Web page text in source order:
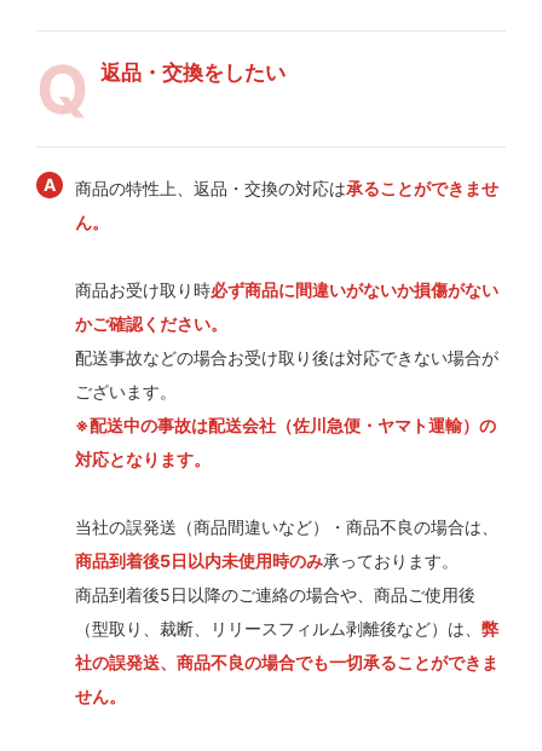
返品・交換をしたい
商品の特性上、返品・交換の対応は承ることができませ
ん。
商品お受け取り時必ず商品に間違いがないか損傷がない
かご確認ください。
配送事故などの場合お受け取り後は対応できない場合が
ございます。
※配送中の事故は配送会社（佐川急便・ヤマト運輸）の
対応となります。
当社の誤発送（商品間違いなど）・商品不良の場合は、
商品到着後5日以内未使用時のみ承っております。
商品到着後5日以降のご連絡の場合や、商品ご使用後
（型取り、裁断、リリースフィルム剥離後など）は、 弊
社の誤発送、商品不良の場合でも一切承ることができま
せん。